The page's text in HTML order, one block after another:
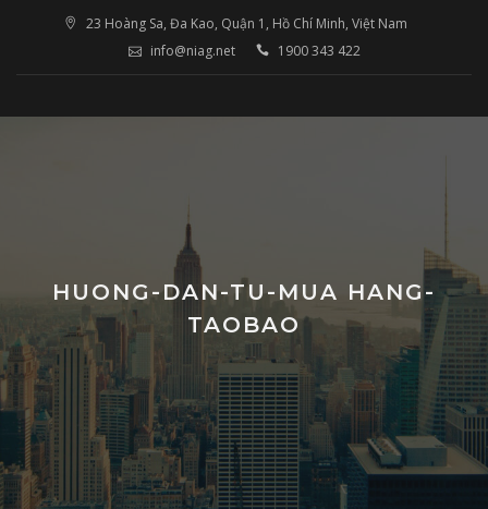
23 Hoàng Sa, Đa Kao, Quận 1, Hồ Chí Minh, Việt Nam
info@niag.net
1900 343 422
HUONG-DAN-TU-MUA HANG-
TAOBAO